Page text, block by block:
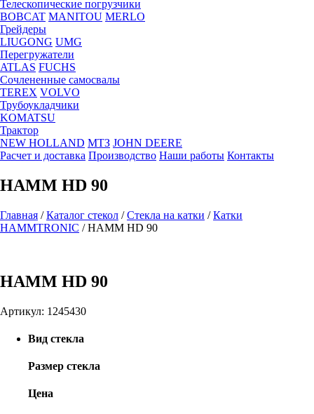
Телескопические погрузчики
BOBCAT MANITOU MERLO
Грейдеры
LIUGONG UMG
Перегружатели
ATLAS FUCHS
Сочлененные самосвалы
TEREX VOLVO
Трубоукладчики
KOMATSU
Трактор
NEW HOLLAND МТЗ JOHN DEERE
Расчет и доставка Производство Наши работы Контакты
НАММ HD 90
Главная /Каталог стекол /Стекла на катки /Катки
HAMMTRONIC /НАММ HD 90
НАММ HD 90
Артикул: 1245430
Вид стекла
Размер стекла
Цена